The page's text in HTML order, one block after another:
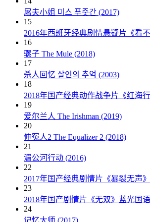
屠夫小姐 미스 푸줏간 (2017)
15
2016年西班牙经典剧情悬疑片《看
16
骡子 The Mule (2018)
17
杀人回忆 살인의 추억 (2003)
18
2018年国产经典动作战争片《红海
19
爱尔兰人 The Irishman (2019)
20
伸冤人2 The Equalizer 2 (2018)
21
湄公河行动 (2016)
22
2017年国产经典剧情片《暴裂无声
23
2018年国产剧情片《无双》蓝光国
24